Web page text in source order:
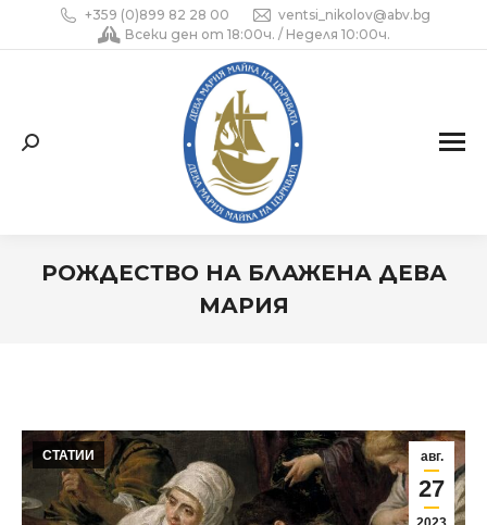
+359 (0)899 82 28 00
ventsi_nikolov@abv.bg
Всеки ден от 18:00ч. / Неделя 10:00ч.
Search:
РОЖДЕСТВО НА БЛАЖЕНА ДЕВА
МАРИЯ
авг.
27
СТАТИИ